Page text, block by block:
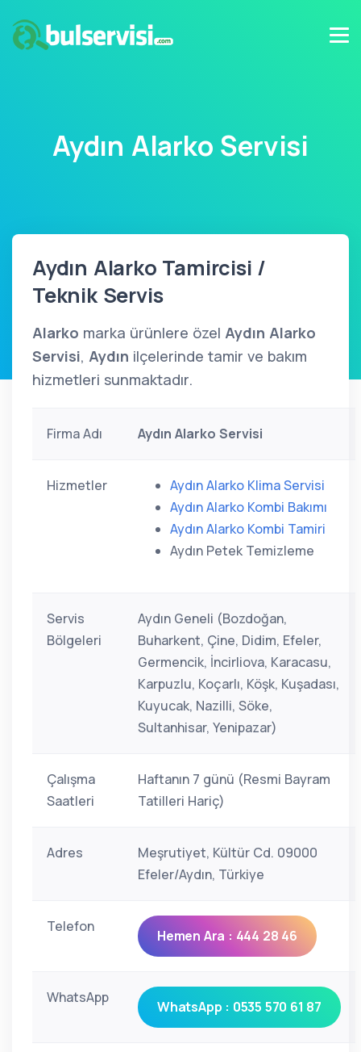
Aydın Alarko Servisi
Aydın Alarko Tamircisi /
Teknik Servis
Alarko marka ürünlere özel Aydın Alarko
Servisi, Aydın ilçelerinde tamir ve bakım
hizmetleri sunmaktadır.
Firma Adı Aydın Alarko Servisi
Hizmetler
Aydın Alarko Klima Servisi
Aydın Alarko Kombi Bakımı
Aydın Alarko Kombi Tamiri
Aydın Petek Temizleme
Servis
Bölgeleri
Aydın Geneli (Bozdoğan,
Buharkent, Çine, Didim, Efeler,
Germencik, İncirliova, Karacasu,
Karpuzlu, Koçarlı, Köşk, Kuşadası,
Kuyucak, Nazilli, Söke,
Sultanhisar, Yenipazar)
Çalışma
Saatleri
Haftanın 7 günü (Resmi Bayram
Tatilleri Hariç)
Adres
Meşrutiyet, Kültür Cd. 09000
Efeler/Aydın, Türkiye
Telefon
Hemen Ara : 444 28 46
WhatsApp
WhatsApp : 0535 570 61 87